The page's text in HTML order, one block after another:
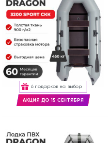
6 подарков на выбор
АКЦИЯ ДО 15 СЕНТЯБРЯ